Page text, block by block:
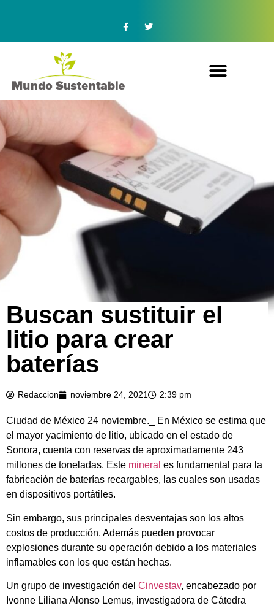
Buscan sustituir el
litio para crear
baterías
Redaccion noviembre 24, 2021 2:39 pm
Ciudad de México 24 noviembre._ En México se estima que
el mayor yacimiento de litio, ubicado en el estado de
Sonora, cuenta con reservas de aproximadamente 243
millones de toneladas. Este mineral es fundamental para la
fabricación de baterías recargables, las cuales son usadas
en dispositivos portátiles.
Sin embargo, sus principales desventajas son los altos
costos de producción. Además pueden provocar
explosiones durante su operación debido a los materiales
inflamables con los que están hechas.
Un grupo de investigación del Cinvestav, encabezado por
Ivonne Liliana Alonso Lemus, investigadora de Cátedra